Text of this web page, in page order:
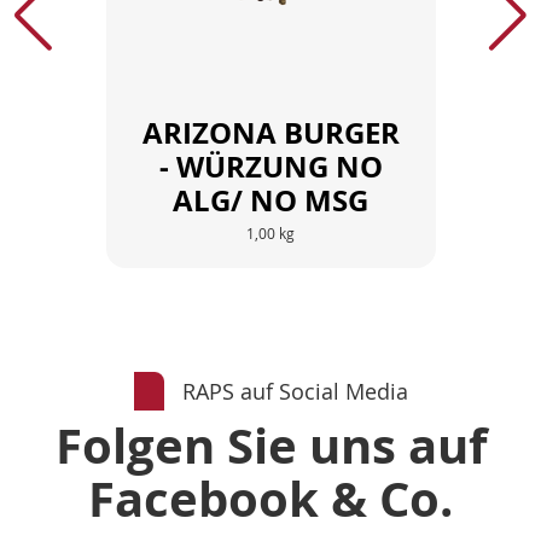
ARIZONA BURGER
- WÜRZUNG NO
ALG/ NO MSG
1,00 kg
RAPS auf Social Media
Folgen Sie uns auf
Facebook & Co.